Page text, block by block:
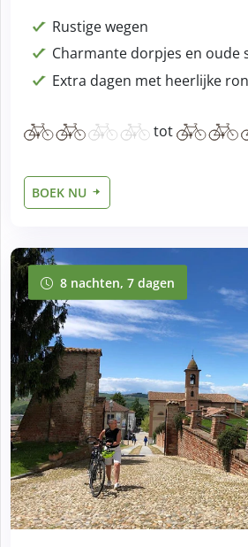
Rustige wegen
Charmante dorpjes en oude
Extra dagen met heerlijke
tot
BOEK NU
8 nachten, 7 dagen
8 nachten, 7 dagen